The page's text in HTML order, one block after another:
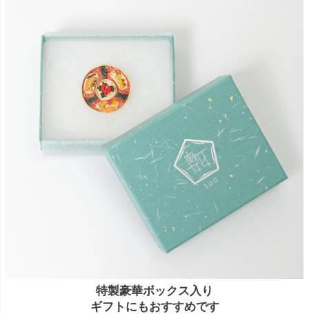
特製豪華ボックス入り
ギフトにもおすすめです